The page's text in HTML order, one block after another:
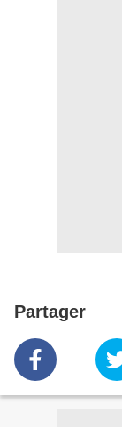
Partager